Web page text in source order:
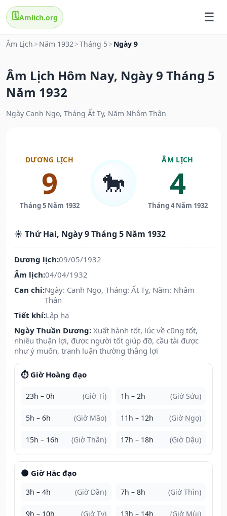
🗓️Amlich.org
Âm Lịch > Năm 1932>Tháng 5 > Ngày 9
Âm Lịch Hôm Nay, Ngày 9 Tháng 5
Năm 1932
Ngày Canh Ngọ, Tháng Ất Tỵ, Năm Nhâm Thân
DƯƠNG LỊCH
9
Tháng 5 Năm 1932
🐎
ÂM LỊCH
4
Tháng 4 Năm 1932
☀️ Thứ Hai, Ngày 9 Tháng 5 Năm 1932
Dương lịch:09/05/1932
Âm lịch:04/04/1932
Can chi:Ngày: Canh Ngọ, Tháng: Ất Tỵ, Năm: Nhâm
Thân
Tiết khí:Lập hạ
Ngày Thuần Dương: Xuất hành tốt, lúc về cũng tốt,
nhiều thuận lợi, được người tốt giúp đỡ, cầu tài được
như ý muốn, tranh luận thường thắng lợi
⏱️ Giờ Hoàng đạo
23h – 0h (Giờ Tí) 1h – 2h (Giờ Sửu)
5h – 6h (Giờ Mão) 11h – 12h (Giờ Ngọ)
15h – 16h (Giờ Thân) 17h – 18h (Giờ Dậu)
🌑 Giờ Hắc đạo
3h – 4h (Giờ Dần) 7h – 8h (Giờ Thìn)
9h – 10h (Giờ Tỵ) 13h – 14h (Giờ Mùi)